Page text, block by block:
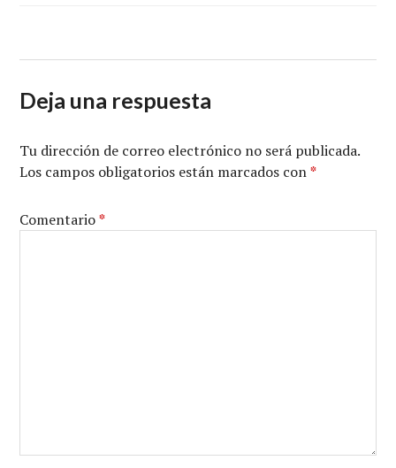
Deja una respuesta
Tu dirección de correo electrónico no será publicada.
Los campos obligatorios están marcados con*
Comentario*